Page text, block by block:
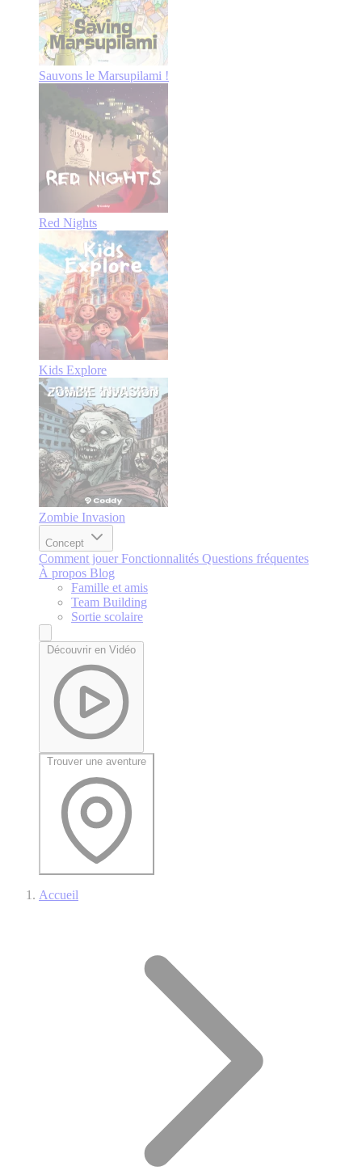
Sauvons le Marsupilami !
Red Nights
Kids Explore
Zombie Invasion
Concept
Comment jouer Fonctionnalités Questions fréquentes
À propos Blog
Famille et amis
Team Building
Sortie scolaire
Découvrir en Vidéo
Trouver une aventure
Accueil